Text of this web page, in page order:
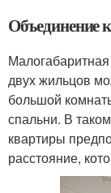
Объединение
двух жильцов
большой
спальни. В
квартиры
расстояние,